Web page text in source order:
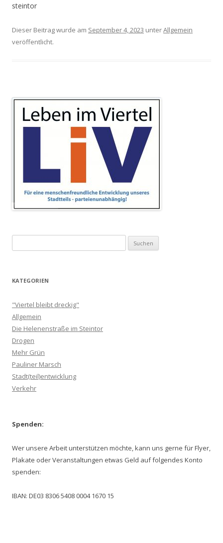
steintor
Dieser Beitrag wurde am September 4, 2023 unterAllgemein
veröffentlicht.
nach:
KATEGORIEN
"Viertel bleibt dreckig"
Allgemein
Die Helenenstraße im Steintor
Drogen
Mehr Grün
Pauliner Marsch
Stadt(teil)entwicklung
Verkehr
Spenden:
Wer unsere Arbeit unterstützen möchte, kann uns gerne für Flyer,
Plakate oder Veranstaltungen etwas Geld auf folgendes Konto
spenden:
IBAN: DE03 8306 5408 0004 1670 15